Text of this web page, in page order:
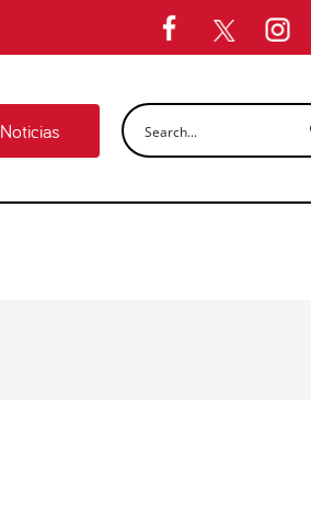
Noticias